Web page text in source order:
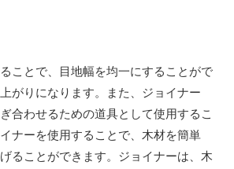
ことで、目地幅を均一にすることがで
がりになります。また、ジョイナー
合わせるための道具として使用するこ
ナーを使用することで、木材を簡単
ることができます。ジョイナーは、木